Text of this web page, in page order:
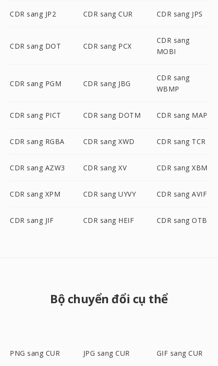
CDR sang JP2 CDR sang CUR CDR sang JPS
CDR sang DOT CDR sang PCX
CDR sang
MOBI
CDR sang PGM CDR sang JBG
CDR sang
WBMP
CDR sang PICT CDR sang DOTM CDR sang MAP
CDR sang RGBA CDR sang XWD CDR sang TCR
CDR sang AZW3 CDR sang XV CDR sang XBM
CDR sang XPM CDR sang UYVY CDR sang AVIF
CDR sang JIF CDR sang HEIF CDR sang OTB
Bộ chuyển đổi cụ thể
PNG sang CUR JPG sang CUR GIF sang CUR